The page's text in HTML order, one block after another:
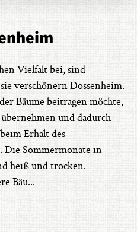
Vielfalt bei, sind
verschönern Dossenheim.
Bäume beitragen möchte,
und dadurch
Erhalt des
Die Sommermonate in
heiß und trocken.
Bäu...